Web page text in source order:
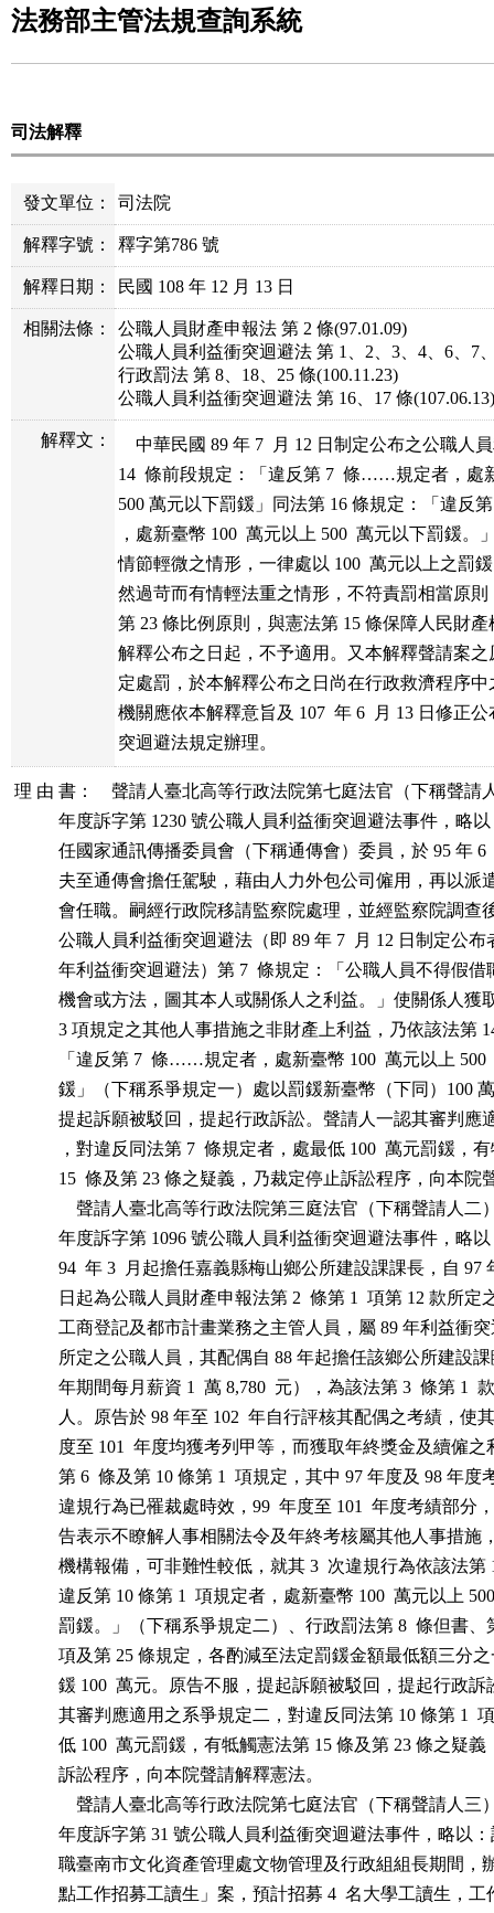
法務部主管法規查詢系統
司法解釋
發文單位： 司法院
解釋字號： 釋字第786 號
解釋日期： 民國 108 年 12 月 13 日
相關法條 ： 公職人員財產申報法 第 2 條(97.01.09)
公職人員利益衝突迴避法 第 1、2、3、4、6、7
行政罰法 第 8、18、25 條(100.11.23)
公職人員利益衝突迴避法 第 16、17 條
解釋文：
中華民國 89 年 7  月 12 日制定公布之公職
14  條前段規定：「違反第 7  條……規定者，處
500 萬元以下罰鍰」同法第 16 條規定：「違反
，處新臺幣 100  萬元以上 500  萬元以下罰鍰。
情節輕微之情形，一律處以 100  萬元以上之罰
然過苛而有情輕法重之情形，不符責罰相當原
第 23 條比例原則，與憲法第 15 條保障人民財
解釋公布之日起，不予適用。又本解釋聲請案
定處罰，於本解釋公布之日尚在行政救濟程序
機關應依本解釋意旨及 107  年 6  月 13 日修正
突迴避法規定辦理。
理 由 書：    聲請人臺北高等行政法院第七庭法官（下稱聲請
年度訴字第 1230 號公職人員利益衝突迴避法事件，略
任國家通訊傳播委員會（下稱通傳會）委員，於 95 年
夫至通傳會擔任駕駛，藉由人力外包公司僱用，再以
會任職。嗣經行政院移請監察院處理，並經監察院調
公職人員利益衝突迴避法（即 89 年 7  月 12 日制定公
年利益衝突迴避法）第 7  條規定：「公職人員不得假
機會或方法，圖其本人或關係人之利益。」使關係人獲
3 項規定之其他人事措施之非財產上利益，乃依該法第
「違反第 7  條……規定者，處新臺幣 100  萬元以上 500
鍰」（下稱系爭規定一）處以罰鍰新臺幣（下同）100
提起訴願被駁回，提起行政訴訟。聲請人一認其審判
，對違反同法第 7  條規定者，處最低 100  萬元罰鍰，
15  條及第 23 條之疑義，乃裁定停止訴訟程序，向本
聲請人臺北高等行政法院第三庭法官（下稱聲請人
年度訴字第 1096 號公職人員利益衝突迴避法事件，略
94  年 3  月起擔任嘉義縣梅山鄉公所建設課課長，自 97
日起為公職人員財產申報法第 2  條第 1  項第 12 款所
工商登記及都市計畫業務之主管人員，屬 89 年利益衝
所定之公職人員，其配偶自 88 年起擔任該鄉公所建設
年期間每月薪資 1  萬 8,780  元），為該法第 3  條第 1
人。原告於 98 年至 102  年自行評核其配偶之考績，使
度至 101  年度均獲考列甲等，而獲取年終獎金及續僱
第 6  條及第 10 條第 1  項規定，其中 97 年度及 98 年
違規行為已罹裁處時效，99  年度至 101  年度考績部
告表示不瞭解人事相關法令及年終考核屬其他人事措
機構報備，可非難性較低，就其 3  次違規行為依該法
違反第 10 條第 1  項規定者，處新臺幣 100  萬元以上
罰鍰。」（下稱系爭規定二）、行政罰法第 8  條但書、
項及第 25 條規定，各酌減至法定罰鍰金額最低額三分
鍰 100  萬元。原告不服，提起訴願被駁回，提起行政
其審判應適用之系爭規定二，對違反同法第 10 條第 1
低 100  萬元罰鍰，有牴觸憲法第 15 條及第 23 條之疑
          訴訟程序，向本院聲請解釋憲法。
聲請人臺北高等行政法院第七庭法官（下稱聲請人
年度訴字第 31 號公職人員利益衝突迴避法事件，略以
職臺南市文化資產管理處文物管理及行政組組長期間
點工作招募工讀生」案，預計招募 4  名大學工讀生，